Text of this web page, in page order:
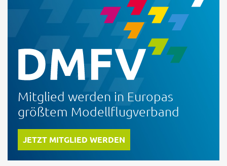
Mitglied werden in Europas
größtem Modellflugverband
JETZT MITGLIED WERDEN